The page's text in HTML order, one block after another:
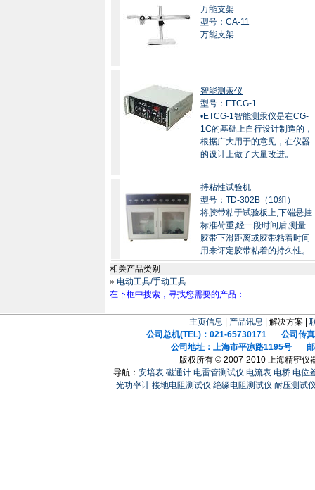
万能支架
型号：CA-11
万能支架
智能测汞仪
型号：ETCG-1
•ETCG-1智能测汞仪是在CG-
1C的基础上自行设计制造的，
根据广大用于的意见，在仪器
的设计上做了大量改进。
持粘性试验机
型号：TD-302B（10组）
将胶带粘于试验板上,下端悬挂
标准荷重,经一段时间后,测量
胶带下滑距离或胶带粘着时间
用来评定胶带粘着的持久性。
相关产品类别
电动工具/手动工具
在下框中搜索，寻找您需要的产品：
主页信息 产品讯息 | 解决方案 |
公司总机(TEL)：021-65730171 公司传真
公司地址：上海市平凉路1195号 邮
版权所有 © 2007-2010 上海精密仪
导航： 安培表 磁通计 电雷管测试仪 电流表 电桥 电位
光功率计 接地电阻测试仪 绝缘电阻测试仪 耐压测试